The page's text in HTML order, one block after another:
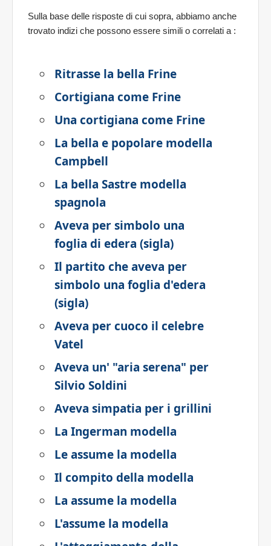
Sulla base delle risposte di cui sopra, abbiamo anche
trovato indizi che possono essere simili o correlati a :
Ritrasse la bella Frine
Cortigiana come Frine
Una cortigiana come Frine
La bella e popolare modella
Campbell
La bella Sastre modella
spagnola
Aveva per simbolo una
foglia di edera (sigla)
Il partito che aveva per
simbolo una foglia d'edera
(sigla)
Aveva per cuoco il celebre
Vatel
Aveva un' "aria serena" per
Silvio Soldini
Aveva simpatia per i grillini
La Ingerman modella
Le assume la modella
Il compito della modella
La assume la modella
L'assume la modella